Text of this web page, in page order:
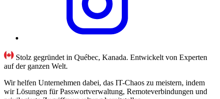
Stolz gegründet in Québec, Kanada. Entwickelt von Experten
auf der ganzen Welt.
Wir helfen Unternehmen dabei, das IT-Chaos zu meistern, indem
wir Lösungen für Passwortverwaltung, Remoteverbindungen und